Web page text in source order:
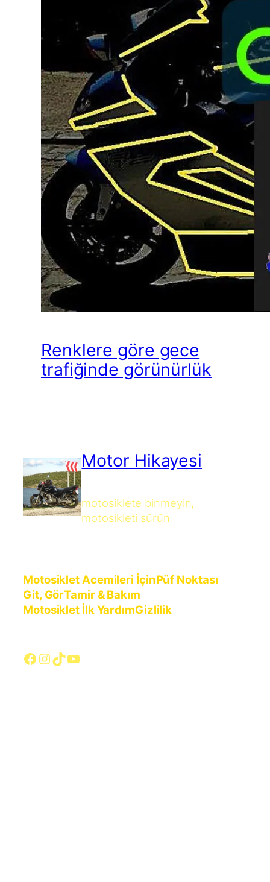
Renklere göre gece
trafiğinde görünürlük
Motor Hikayesi
motosiklete binmeyin,
motosikleti sürün
Motosiklet Acemileri İçinPüf Noktası
Git, GörTamir & Bakım
Motosiklet İlk YardımGizlilik
Facebook
Instagram
TikTok
YouTube